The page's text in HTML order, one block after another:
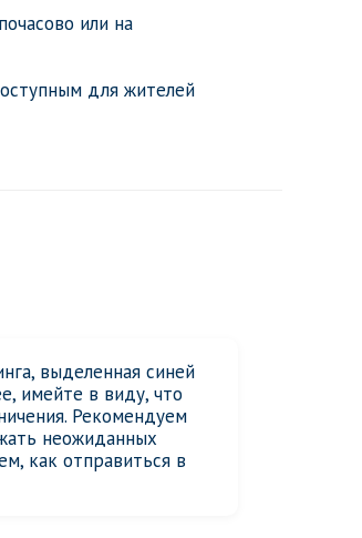
или на
для жителей
выделенная синей
имейте в виду, что
Рекомендуем
неожиданных
как отправиться в